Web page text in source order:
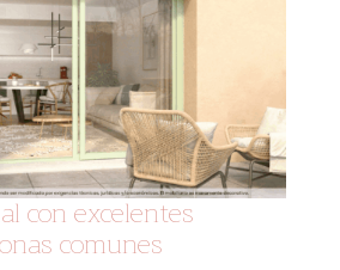
con excelentes
comunes